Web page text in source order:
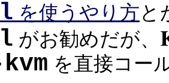
を使うやり方と
がお勧めだが、
を直接コー